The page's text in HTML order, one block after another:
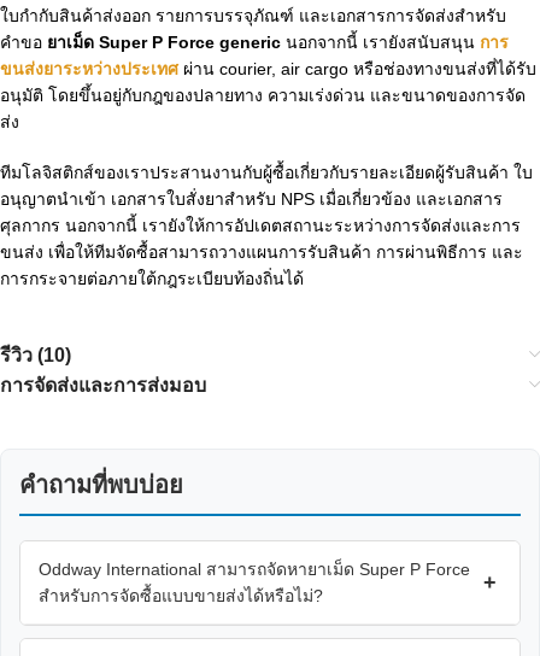
ใบกำกับสินค้าส่งออก รายการบรรจุภัณฑ์ และเอกสารการจัดส่งสำหรับ
คำขอ ยาเม็ด Super P Force generic นอกจากนี้ เรายังสนับสนุน การ
ขนส่งยาระหว่างประเทศผ่าน courier, air cargo หรือช่องทางขนส่งที่ได้รับ
อนุมัติ โดยขึ้นอยู่กับกฎของปลายทาง ความเร่งด่วน และขนาดของการจัด
ส่ง
ทีมโลจิสติกส์ของเราประสานงานกับผู้ซื้อเกี่ยวกับรายละเอียดผู้รับสินค้า ใบ
อนุญาตนำเข้า เอกสารใบสั่งยาสำหรับ NPS เมื่อเกี่ยวข้อง และเอกสาร
ศุลกากร นอกจากนี้ เรายังให้การอัปเดตสถานะระหว่างการจัดส่งและการ
ขนส่ง เพื่อให้ทีมจัดซื้อสามารถวางแผนการรับสินค้า การผ่านพิธีการ และ
การกระจายต่อภายใต้กฎระเบียบท้องถิ่นได้
รีวิว (10)
การจัดส่งและการส่งมอบ
คำถามที่พบบ่อย
Oddway International สามารถจัดหายาเม็ด Super P Force
สำหรับการจัดซื้อแบบขายส่งได้หรือไม่?
+